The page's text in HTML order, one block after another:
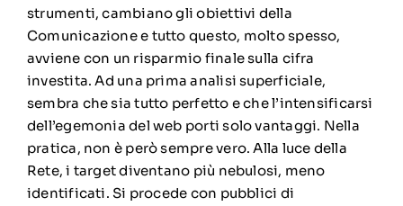
strumenti, cambiano gli obiettivi della
Comunicazione e tutto questo, molto spesso,
avviene con un risparmio finale sulla cifra
investita. Ad una prima analisi superficiale,
sembra che sia tutto perfetto e che l’intensificarsi
dell’egemonia del web porti solo vantaggi. Nella
pratica, non è però sempre vero. Alla luce della
Rete, i target diventano più nebulosi, meno
identificati. Si procede con pubblici di